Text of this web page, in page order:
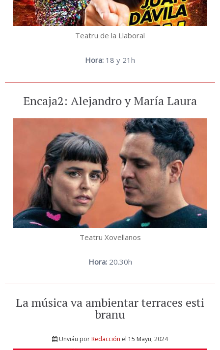
Teatru de la Llaboral
Hora: 18 y 21h
Encaja2: Alejandro y María Laura
Teatru Xovellanos
Hora:20.30h
La música va ambientar terraces esti
branu
Unviáu porRedacción el 15 Mayu, 2024